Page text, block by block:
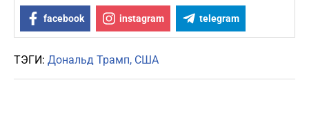
facebook instagram telegram
ТЭГИ: Дональд Трамп США